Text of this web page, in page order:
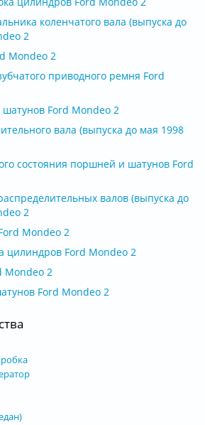
коленчатого вала (выпуска до
2
Mondeo 2
приводного ремня Ford
Ford Mondeo 2
вала (выпуска до мая 1998
состояния поршней и шатунов Ford
валов (выпуска до
2
Mondeo 2
цилиндров Ford Mondeo 2
Mondeo 2
Ford Mondeo 2